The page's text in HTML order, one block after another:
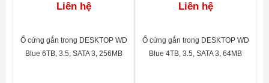
Liên hệ
Ổ cứng gắn trong DESKTOP WD
Blue 6TB, 3.5, SATA 3, 256MB
Liên hệ
Ổ cứng gắn trong DESKTOP WD
Blue 4TB, 3.5, SATA 3, 64MB